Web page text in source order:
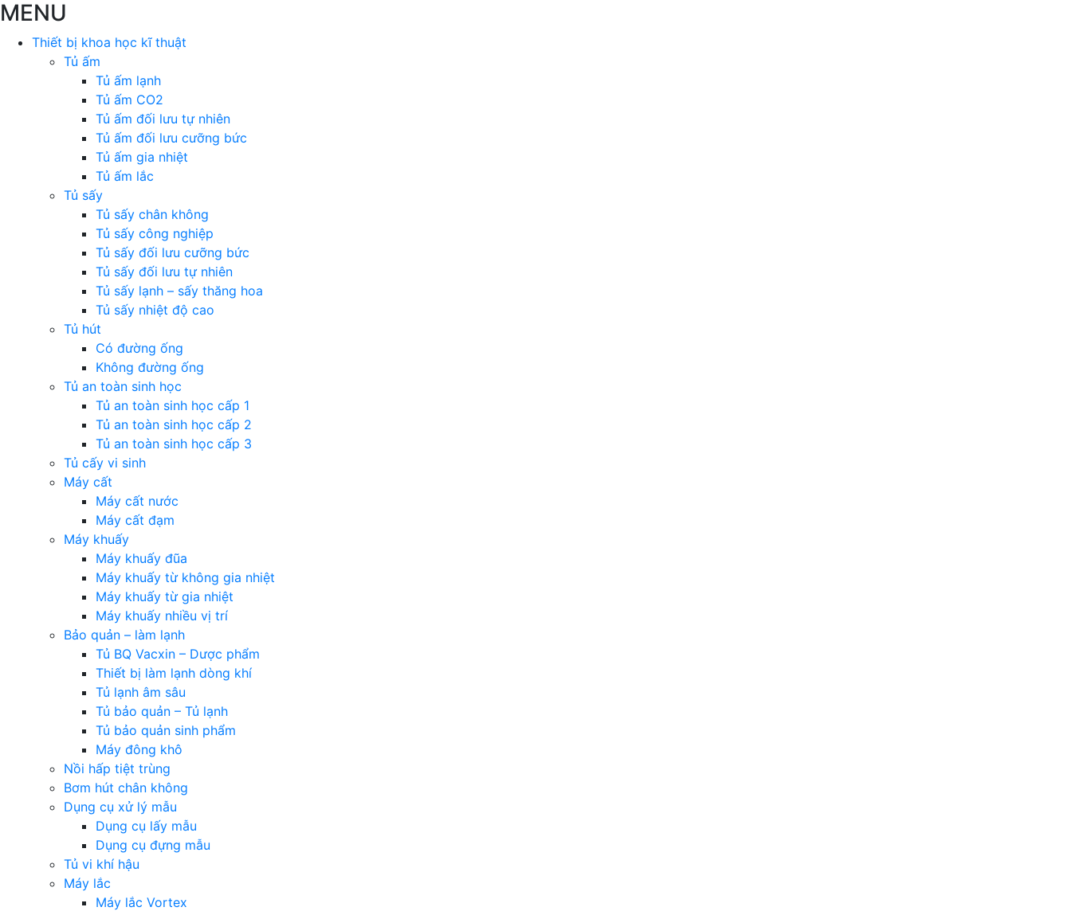
MENU
Thiết bị khoa học kĩ thuật
Tủ ấm
Tủ ấm lạnh
Tủ ấm CO2
Tủ ấm đối lưu tự nhiên
Tủ ấm đối lưu cưỡng bức
Tủ ấm gia nhiệt
Tủ ấm lắc
Tủ sấy
Tủ sấy chân không
Tủ sấy công nghiệp
Tủ sấy đối lưu cưỡng bức
Tủ sấy đối lưu tự nhiên
Tủ sấy lạnh – sấy thăng hoa
Tủ sấy nhiệt độ cao
Tủ hút
Có đường ống
Không đường ống
Tủ an toàn sinh học
Tủ an toàn sinh học cấp 1
Tủ an toàn sinh học cấp 2
Tủ an toàn sinh học cấp 3
Tủ cấy vi sinh
Máy cất
Máy cất nước
Máy cất đạm
Máy khuấy
Máy khuấy đũa
Máy khuấy từ không gia nhiệt
Máy khuấy từ gia nhiệt
Máy khuấy nhiều vị trí
Bảo quản – làm lạnh
Tủ BQ Vacxin – Dược phẩm
Thiết bị làm lạnh dòng khí
Tủ lạnh âm sâu
Tủ bảo quản – Tủ lạnh
Tủ bảo quản sinh phẩm
Máy đông khô
Nồi hấp tiệt trùng
Bơm hút chân không
Dụng cụ xử lý mẫu
Dụng cụ lấy mẫu
Dụng cụ đựng mẫu
Tủ vi khí hậu
Máy lắc
Máy lắc Vortex